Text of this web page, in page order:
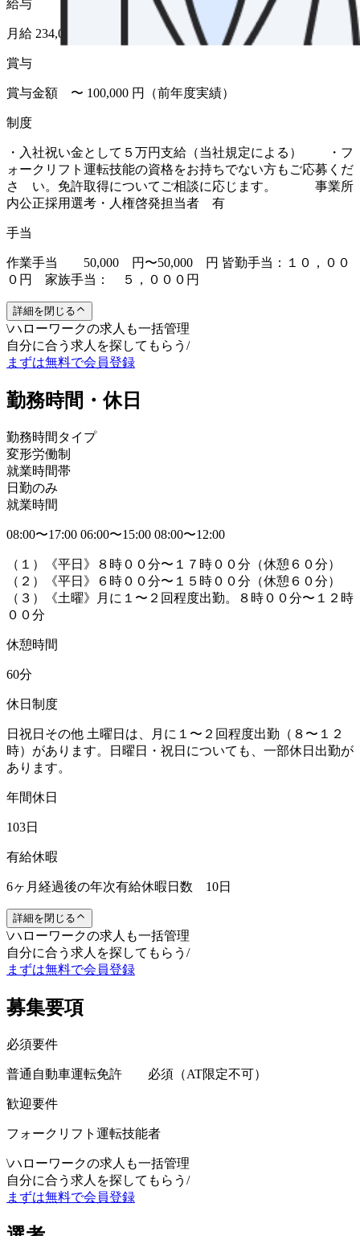
給与
月給 234,000円〜240,000円
賞与
賞与金額 〜 100,000 円（前年度実績）
制度
・入社祝い金として５万円支給（当社規定による） ・フ
ォークリフト運転技能の資格をお持ちでない方もご応募くだ
さ い。免許取得についてご相談に応じます。 事業所
内公正採用選考・人権啓発担当者 有
手当
作業手当 50,000 円〜50,000 円 皆勤手当：１０，００
０円 家族手当： ５，０００円
詳細を閉じる
\ハローワークの求人も一括管理
自分に合う求人を探してもらう /
まずは無料で会員登録
勤務時間・休日
勤務時間タイプ
変形労働制
就業時間帯
日勤のみ
就業時間
08:00〜17:00 06:00〜15:00 08:00〜12:00
（１）《平日》８時００分〜１７時００分（休憩６０分）
（２）《平日》６時００分〜１５時００分（休憩６０分）
（３）《土曜》月に１〜２回程度出勤。８時００分〜１２時
００分
休憩時間
60分
休日制度
日祝日その他 土曜日は、月に１〜２回程度出勤（８〜１２
時）があります。日曜日・祝日についても、一部休日出勤が
あります。
年間休日
103日
有給休暇
6ヶ月経過後の年次有給休暇日数 10日
詳細を閉じる
\ハローワークの求人も一括管理
自分に合う求人を探してもらう /
まずは無料で会員登録
募集要項
必須要件
普通自動車運転免許 必須（AT限定不可）
歓迎要件
フォークリフト運転技能者
\ハローワークの求人も一括管理
自分に合う求人を探してもらう /
まずは無料で会員登録